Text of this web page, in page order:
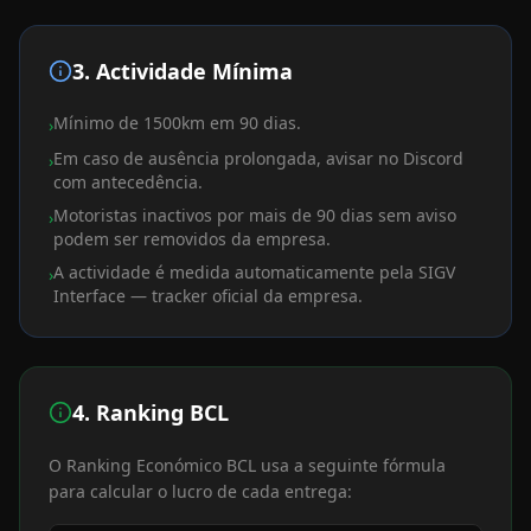
3. Actividade Mínima
›Mínimo de 1500km em 90 dias.
›Em caso de ausência prolongada, avisar no Discord
com antecedência.
›Motoristas inactivos por mais de 90 dias sem aviso
podem ser removidos da empresa.
›A actividade é medida automaticamente pela SIGV
Interface — tracker oficial da empresa.
4. Ranking BCL
O Ranking Económico BCL usa a seguinte fórmula
para calcular o lucro de cada entrega: